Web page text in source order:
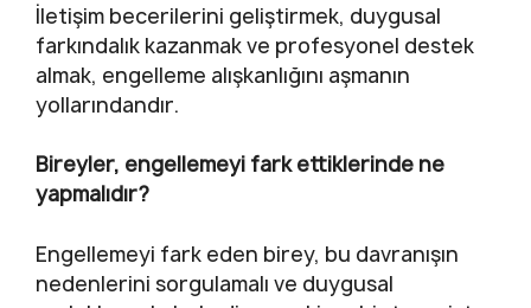
İletişim becerilerini geliştirmek, duygusal
farkındalık kazanmak ve profesyonel destek
almak, engelleme alışkanlığını aşmanın
yollarındandır.
Bireyler, engellemeyi fark ettiklerinde ne
yapmalıdır?
Engellemeyi fark eden birey, bu davranışın
nedenlerini sorgulamalı ve duygusal